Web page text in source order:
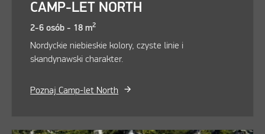
CAMP-LET NORTH
2-6 osób - 18 m2
Nordyckie niebieskie kolory, czyste linie i
skandynawski charakter.
Poznaj Camp-let North